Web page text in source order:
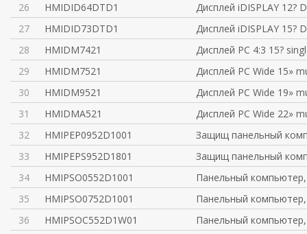
26
HMIDID64DTD1
Дисплей iDISPLAY 12?
27
HMIDID73DTD1
Дисплей iDISPLAY 15?
28
HMIDM7421
Дисплей PC 4:3 15?
29
HMIDM7521
Дисплей PC Wide 15»
30
HMIDM9521
Дисплей PC Wide 19»
31
HMIDMA521
Дисплей PC Wide 22»
32
HMIPEP0952D1001
Защищ панельный
33
HMIPEPS952D1801
Защищ панельный
34
HMIPSO0552D1001
Панельный
35
HMIPSO0752D1001
Панельный
36
HMIPSOC552D1W01
Панельный